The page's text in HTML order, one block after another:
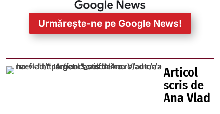
Urmărește-ne pe Google News!
Articol
scris de
Ana Vlad